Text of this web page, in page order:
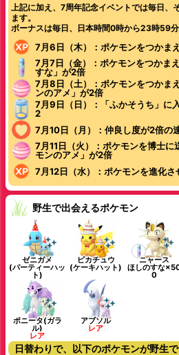
上記に加え、7周年記念イベントでは毎日、
ます。
ボーナスは毎日、日本時間0時から23時59分
7月6日（木）：ポケモンをつかま
7月7日（金）：ポケモンをつかま
すな」が2倍
7月8日（土）：ポケモンをつかま
ンのアメ」が2倍
7月9日（日）：「ふかそうち」に
2
7月10日（月）：仲良し度が2倍の
7月11日（火）：ポケモンを博士
モンのアメ」が2倍
7月12日（水）：ポケモンを進化
野生で出会えるポケモン
ゼニガメ
(パーティーハッ
ト)
ピカチュウ
(ケーキハット)
ニャース
ほしのすな
0
ポニータ(ガラ
ル)
レア
アブソル
レア
日替わりで、以下のポケモンが野生